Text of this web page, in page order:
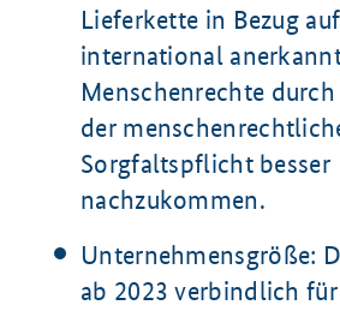
Lieferkette in Bezug
international
Menschenrechte
der
Sorgfaltspflicht besser
nachzukommen.
Unternehmensgröße:
ab 2023 verbindlich